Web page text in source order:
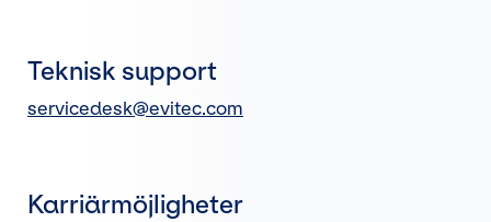
Teknisk support
servicedesk@evitec.com
Karriärmöjligheter